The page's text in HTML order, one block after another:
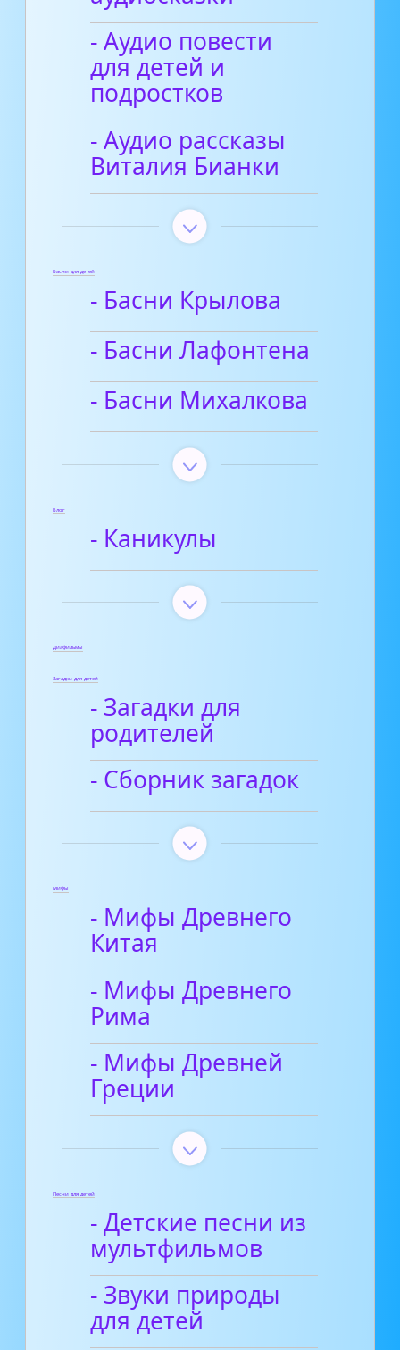
- Аудио повести
для детей и
подростков
- Аудио рассказы
Виталия Бианки
Басни для детей
- Басни Крылова
- Басни Лафонтена
- Басни Михалкова
Блог
- Каникулы
Диафильмы
Загадки для детей
- Загадки для
родителей
- Сборник загадок
Мифы
- Мифы Древнего
Китая
- Мифы Древнего
Рима
- Мифы Древней
Греции
Песни для детей
- Детские песни из
мультфильмов
- Звуки природы
для детей